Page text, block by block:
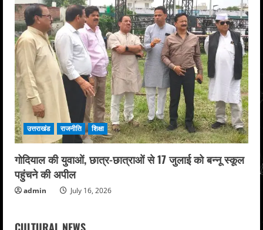
उत्तराखंड राजनीति शिक्षा
गोदियाल की युवाओं, छात्र-छात्राओं से 17 जुलाई को बन्नू स्कूल
पहुंचने की अपील
admin July 16, 2026